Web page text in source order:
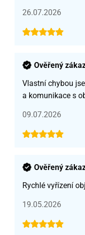
26.07.2026
Ověřený
Vlastní chybou
a komunikace s
09.07.2026
Ověřený
Rychlé vyřízení
19.05.2026